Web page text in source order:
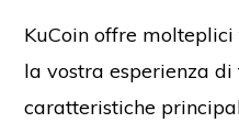
KuCoin offre
la vostra esperienza
caratteristiche